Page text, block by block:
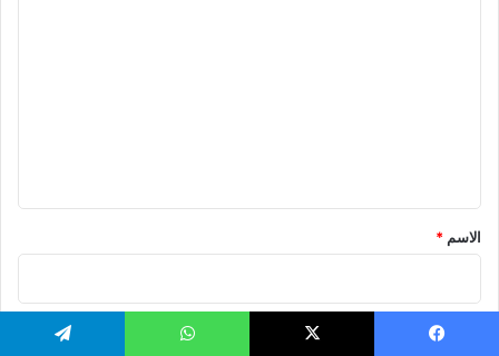
*
الاسم *
البريد الإلكتروني